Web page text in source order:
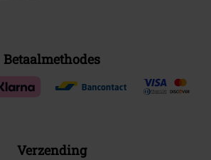
Betaalmethodes
Verzending